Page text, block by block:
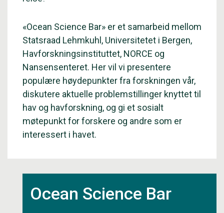
«Ocean Science Bar» er et samarbeid mellom
Statsraad Lehmkuhl, Universitetet i Bergen,
Havforskningsinstituttet, NORCE og
Nansensenteret. Her vil vi presentere
populære høydepunkter fra forskningen vår,
diskutere aktuelle problemstillinger knyttet til
hav og havforskning, og gi et sosialt
møtepunkt for forskere og andre som er
interessert i havet.
Ocean Science Bar